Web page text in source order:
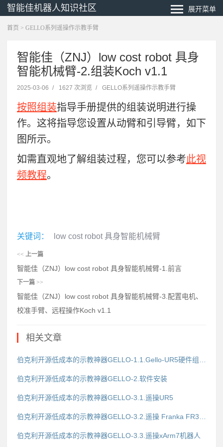
智能佳机器人知识社区 展开菜单
首页 > GELLO系列遥操作示教手臂
智能佳（ZNJ）low cost robot 具身
智能机械臂-2.组装Koch v1.1
2025-03-06 / 1627 次浏览 / GELLO系列遥操作示教手臂
按照组装指导手册提供的组装说明进行操
作。这将指导您设置从动臂和引导臂，如下
图所示。
如需直观地了解组装过程，您可以参考此视
频教程。
关键词： low cost robot 具身智能机械臂
<< 上一篇
智能佳（ZNJ）low cost robot 具身智能机械臂-1.前言
下一篇 >>
智能佳（ZNJ）low cost robot 具身智能机械臂-3.配置电机、
校准手臂、远程操作Koch v1.1
相关文章
伯克利开源低成本的示教神器GELLO-2.软件安装
伯克利开源低成本的示教神器GELLO-3.1.遥操UR5
伯克利开源低成本的示教神器GELLO-3.3.遥操xArm7机器人